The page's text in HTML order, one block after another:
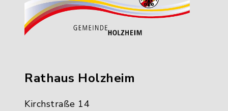
Rathaus Holzheim
Kirchstraße 14